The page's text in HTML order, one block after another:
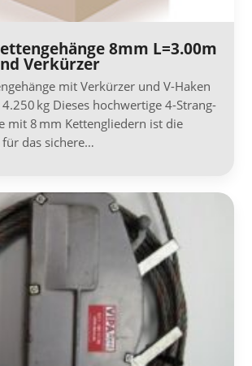
8mm L=3.00m
Verkürzer
mit Verkürzer und V-Haken
kg Dieses hochwertige 4-Strang-
mit 8 mm Kettengliedern ist die
das sichere…